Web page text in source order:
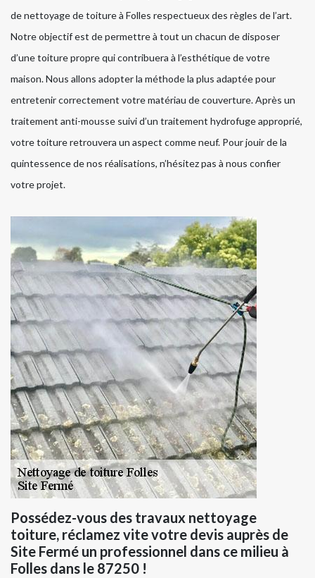
de nettoyage de toiture à Folles respectueux des règles de l’art.
Notre objectif est de permettre à tout un chacun de disposer
d’une toiture propre qui contribuera à l’esthétique de votre
maison. Nous allons adopter la méthode la plus adaptée pour
entretenir correctement votre matériau de couverture. Après un
traitement anti-mousse suivi d’un traitement hydrofuge approprié,
votre toiture retrouvera un aspect comme neuf. Pour jouir de la
quintessence de nos réalisations, n’hésitez pas à nous confier
votre projet.
Possédez-vous des travaux nettoyage
toiture, réclamez vite votre devis auprès de
Site Fermé un professionnel dans ce milieu à
Folles dans le 87250 !